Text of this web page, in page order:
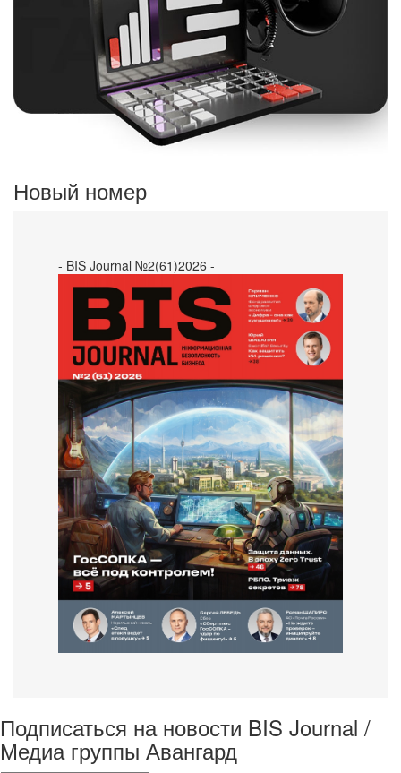
Новый номер
- BIS Journal №2(61)2026 -
Подписаться на новости BIS Journal /
Медиа группы Авангард